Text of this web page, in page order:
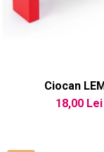
Ciocan
18,00 Lei